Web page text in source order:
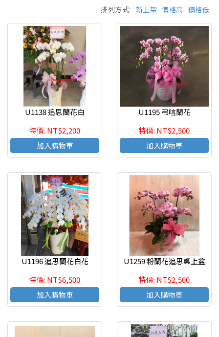
價格低
價格高
新上架
排列方式:
U1138 追思蘭花白
特價: NT$2,200
加入購物車
U1195 弔唁蘭花
特價: NT$2,500
加入購物車
U1196 追思蘭花白花
特價: NT$6,500
加入購物車
U1259 粉蘭花追思桌上盆
特價: NT$2,500
加入購物車